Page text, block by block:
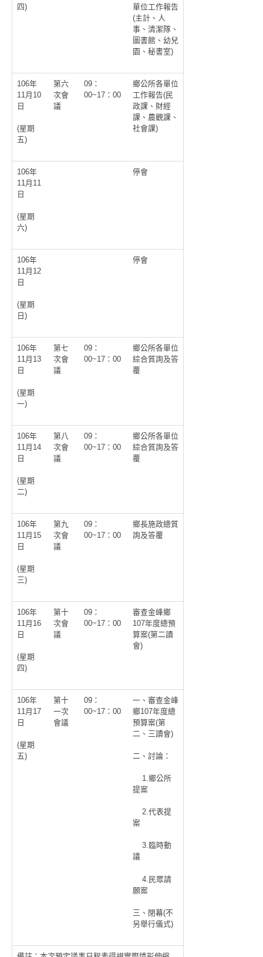
四)
單位工作報告
(主計、人
事、清潔隊、
圖書館、幼兒
園、秘書室)
106年
11月10
日
(星期
五)
第六
次會
議
09：
00~17：00
鄉公所各單位
工作報告(民
政課、財經
課、農觀課、
社會課)
106年
11月11
日
(星期
六)
停會
106年
11月12
日
(星期
日)
停會
106年
11月13
日
(星期
一)
第七
次會
議
09：
00~17：00
鄉公所各單位
綜合質詢及答
覆
106年
11月14
日
(星期
二)
第八
次會
議
09：
00~17：00
鄉公所各單位
綜合質詢及答
覆
106年
11月15
日
(星期
三)
第九
次會
議
09：
00~17：00
鄉長施政總質
詢及答覆
106年
11月16
日
(星期
四)
第十
次會
議
09：
00~17：00
審查金峰鄉
107年度總預
算案(第二讀
會)
106年
11月17
日
(星期
五)
第十
一次
會議
09：
00~17：00
一、審查金峰
鄉107年度總
預算案(第
二、三讀會)
二、討論：
1.鄉公所
提案
2.代表提
案
3.臨時動
議
4.民眾請
願案
三、閉幕(不
另舉行儀式)